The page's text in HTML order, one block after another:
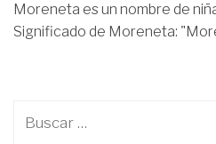
Moreneta es un nombre de
Significado de Moreneta: